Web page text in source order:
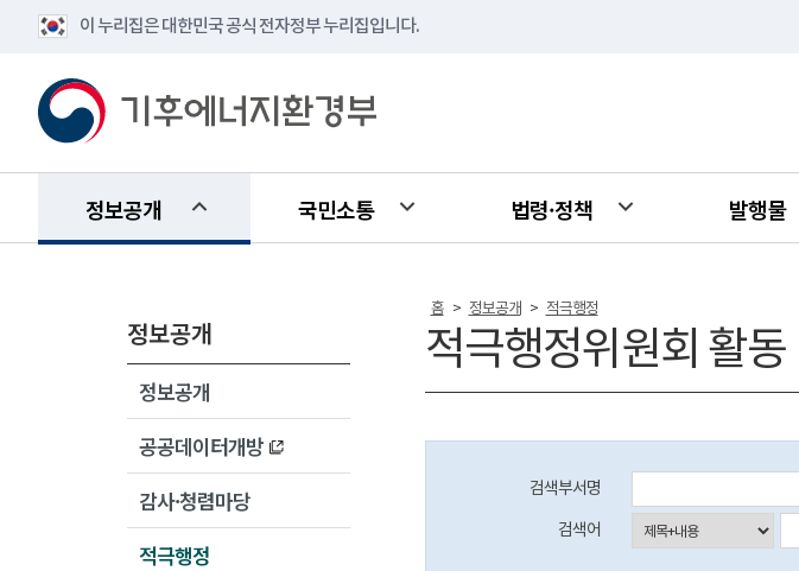
이 누리집은 대한민국 공식 전자정부 누리집입니다.
정보공개 국민소통 법령·정책 발행물
정보공개
정보공개
공공데이터개방
감사·청렴마당
적극행정
홈 > 정보공개 > 적극행정
적극행정위원회 활동
검색부서명
검색어